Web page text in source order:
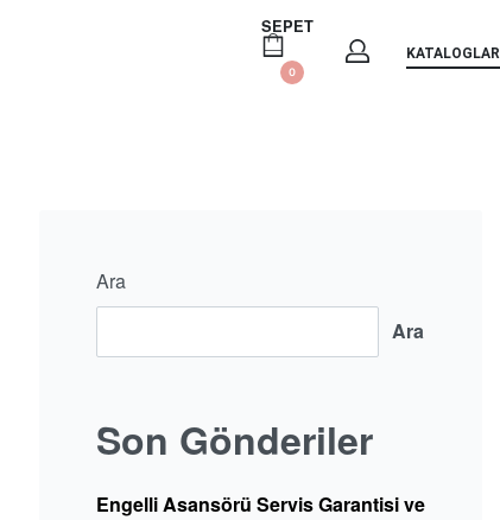
SEPET
0
KATALOGLAR
Ara
Ara
Son Gönderiler
Engelli Asansörü Servis Garantisi ve